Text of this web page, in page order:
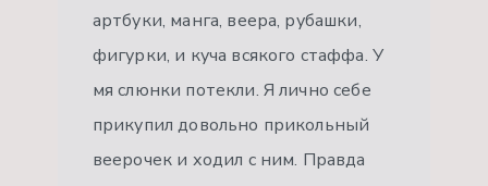
артбуки, манга, веера, рубашки,
фигурки, и куча всякого стаффа. У
мя слюнки потекли. Я лично себе
прикупил довольно прикольный
веерочек и ходил с ним. Правда